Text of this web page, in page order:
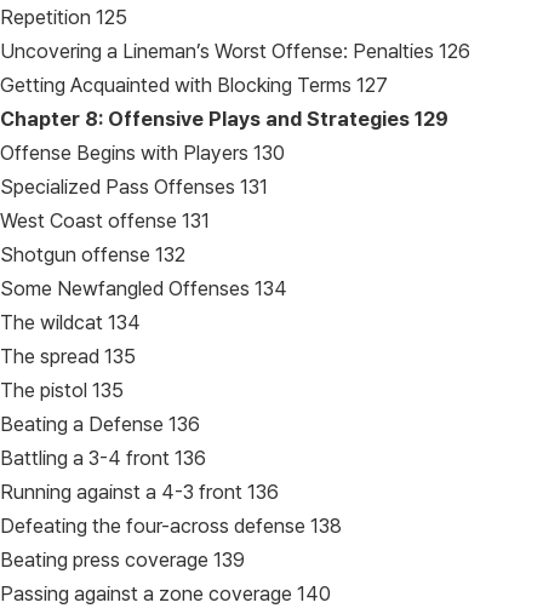
Repetition 125
Uncovering a Lineman’s Worst Offense: Penalties 126
Getting Acquainted with Blocking Terms 127
Chapter 8: Offensive Plays and Strategies 129
Offense Begins with Players 130
Specialized Pass Offenses 131
West Coast offense 131
Shotgun offense 132
Some Newfangled Offenses 134
The wildcat 134
The spread 135
The pistol 135
Beating a Defense 136
Battling a 3-4 front 136
Running against a 4-3 front 136
Defeating the four-across defense 138
Beating press coverage 139
Passing against a zone coverage 140